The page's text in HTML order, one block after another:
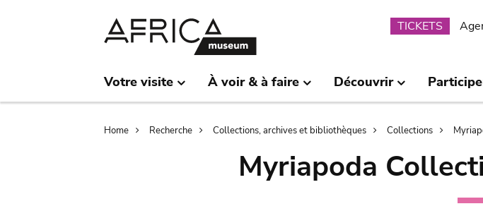
TICKETS
Votre visite À voir & à faire Découvrir
Breadcrumb
Home Recherche Collections, archives et bibliothèques Collections
Myriapoda